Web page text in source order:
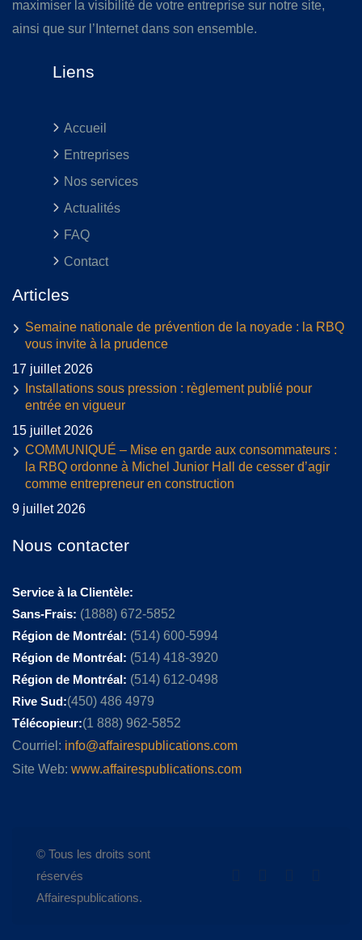
maximiser la visibilité de votre entreprise sur notre site,
ainsi que sur l’Internet dans son ensemble.
Liens
Accueil
Entreprises
Nos services
Actualités
FAQ
Contact
Articles
Semaine nationale de prévention de la noyade : la RBQ
vous invite à la prudence
17 juillet 2026
Installations sous pression : règlement publié pour
entrée en vigueur
15 juillet 2026
COMMUNIQUÉ – Mise en garde aux consommateurs :
la RBQ ordonne à Michel Junior Hall de cesser d’agir
comme entrepreneur en construction
9 juillet 2026
Nous contacter
Service à la Clientèle:
Sans-Frais: (1888) 672-5852
Région de Montréal: (514) 600-5994
Région de Montréal: (514) 418-3920
Région de Montréal: (514) 612-0498
Rive Sud:(450) 486 4979
Télécopieur:(1 888) 962-5852
Courriel: info@affairespublications.com
Site Web: www.affairespublications.com
© Tous les droits sont
réservés
Affairespublications.